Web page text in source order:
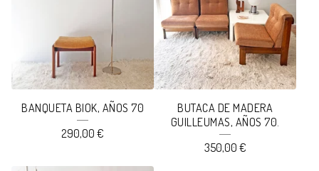
BANQUETA BIOK, AÑOS 70
290,00 €
BUTACA DE MADERA
GUILLEUMAS, AÑOS 70.
350,00 €